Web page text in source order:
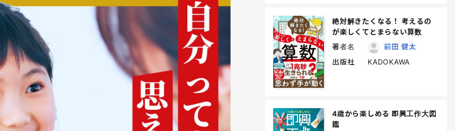
絶対解きたくなる！ 考えるの
が楽しくてとまらない算数
著者名
前田 健太
出版社
KADOKAWA
4歳から楽しめる 即興工作大図
鑑